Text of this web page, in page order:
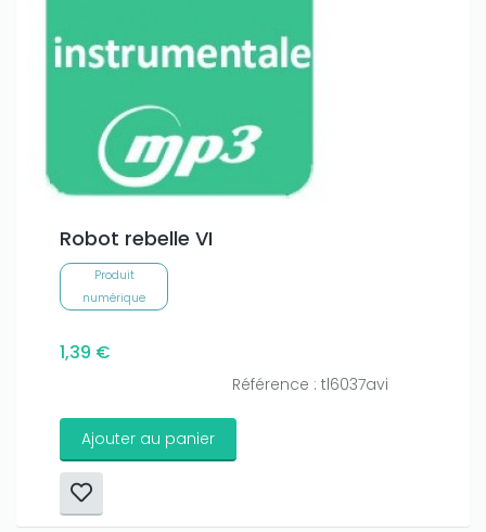
Robot rebelle VI
Produit
numérique
1,39 €
Référence : tl6037avi
Ajouter au panier